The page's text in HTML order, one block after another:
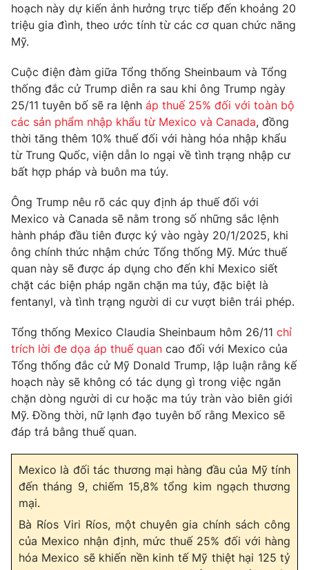
Video Shorts video
VTV Money
VTV Sức khoẻ Bất động sản
Thị trường 24h Tấm lòng Việt
VTV4 Vươn mình bằng AI
VTV9 VTV8
Liên hệ tòa soạn English
THỜI BÁO VTV
Theo dõi báo trên
Cơ quan chủ quản:Đài Truyền hình Việt Nam
Cơ quan báo chí:Thời báo VTV
Giấy phép hoạt động báo in và báo điện tử số 483/GP-BTTTT
cấp ngày 29/12/2023
Tổng Biên tập:
Phó Tổng Biên tập:Nguyễn Thị Mỹ Hạnh, Phạm Quốc Thắng,
Nguyễn Trọng Ninh
Tổng đài VTV:024.38 355 931 - 024.38 355 932
hoạch này dự kiến ảnh hưởng trực tiếp đến khoảng 20
triệu gia đình, theo ước tính từ các cơ quan chức năng
Mỹ.
Cuộc điện đàm giữa Tổng thống Sheinbaum và Tổng
thống đắc cử Trump diễn ra sau khi ông Trump ngày
25/11 tuyên bố sẽ ra lệnh áp thuế 25% đối với toàn bộ
các sản phẩm nhập khẩu từ Mexico và Canada, đồng
thời tăng thêm 10% thuế đối với hàng hóa nhập khẩu
từ Trung Quốc, viện dẫn lo ngại về tình trạng nhập cư
bất hợp pháp và buôn ma túy.
Ông Trump nêu rõ các quy định áp thuế đối với
Mexico và Canada sẽ nằm trong số những sắc lệnh
hành pháp đầu tiên được ký vào ngày 20/1/2025, khi
ông chính thức nhậm chức Tổng thống Mỹ. Mức thuế
quan này sẽ được áp dụng cho đến khi Mexico siết
chặt các biện pháp ngăn chặn ma túy, đặc biệt là
fentanyl, và tình trạng người di cư vượt biên trái phép.
Tổng thống Mexico Claudia Sheinbaum hôm 26/11 chỉ
trích lời đe dọa áp thuế quan cao đối với Mexico của
Tổng thống đắc cử Mỹ Donald Trump, lập luận rằng kế
hoạch này sẽ không có tác dụng gì trong việc ngăn
chặn dòng người di cư hoặc ma túy tràn vào biên giới
Mỹ. Đồng thời, nữ lạnh đạo tuyên bố rằng Mexico sẽ
đáp trả bằng thuế quan.
Mexico là đối tác thương mại hàng đầu của Mỹ tính
đến tháng 9, chiếm 15,8% tổng kim ngạch thương
mại.
Bà Ríos Viri Ríos, một chuyên gia chính sách công
của Mexico nhận định, mức thuế 25% đối với hàng
hóa Mexico sẽ khiến nền kinh tế Mỹ thiệt hại 125 tỷ